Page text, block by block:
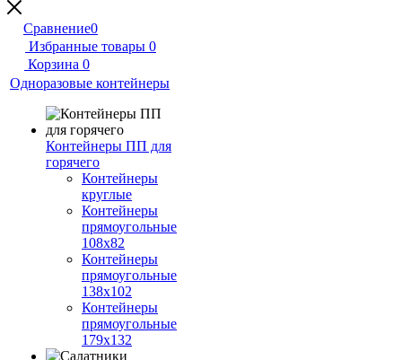
Сравнение0
Избранные товары 0
Корзина 0
Одноразовые контейнеры
Контейнеры ПП для
горячего
Контейнеры
круглые
Контейнеры
прямоугольные
108х82
Контейнеры
прямоугольные
138х102
Контейнеры
прямоугольные
179х132